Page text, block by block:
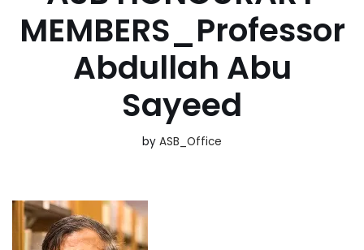
MEMBERS_Professor
Abdullah Abu
Sayeed
by ASB_Office